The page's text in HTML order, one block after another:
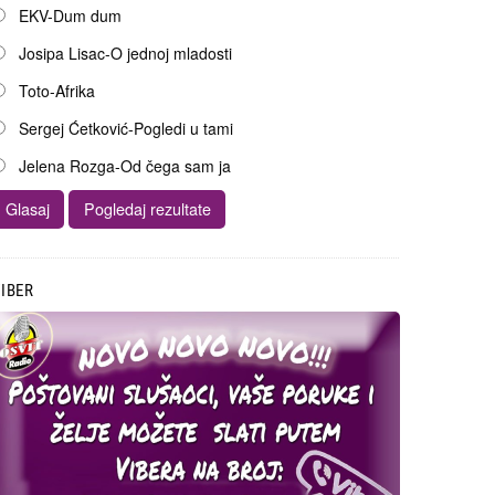
EKV-Dum dum
Josipa Lisac-O jednoj mladosti
Toto-Afrika
Sergej Ćetković-Pogledi u tami
Jelena Rozga-Od čega sam ja